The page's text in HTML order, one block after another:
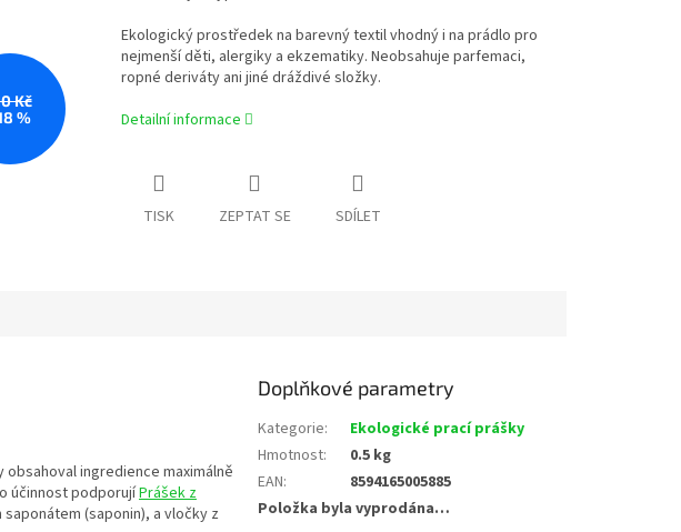
Kč
%
Ekologický prostředek na barevný textil vhodný i na prádlo pro
nejmenší děti, alergiky a ekzematiky. Neobsahuje parfemaci,
ropné deriváty ani jiné dráždivé složky.
Detailní informace
TISK ZEPTAT SE SDÍLET
ingredience maximálně
účinnost podporujíPrášek z
(saponin), a vločky z
Doplňkové parametry
Kategorie:
Ekologické prací prášky
Hmotnost:
0.5 kg
EAN:
8594165005885
Položka byla vyprodána…